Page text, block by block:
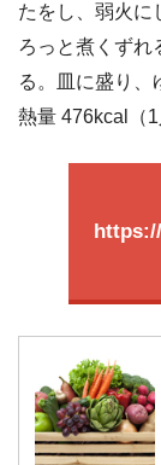
たをし、弱火に
ろっと煮くずれ
る。皿に盛り、
熱量 476kcal（1